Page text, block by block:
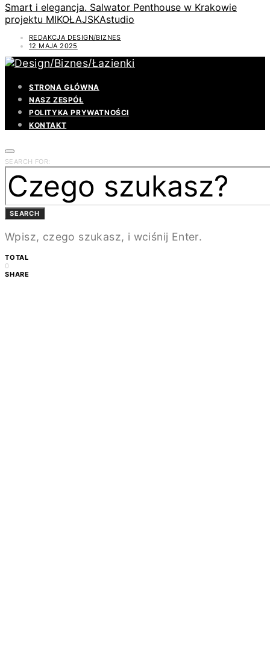
Smart i elegancja. Salwator Penthouse w Krakowie
projektu MIKOŁAJSKAstudio
REDAKCJA DESIGN/BIZNES
12 MAJA 2025
STRONA GŁÓWNA
NASZ ZESPÓŁ
POLITYKA PRYWATNOŚCI
KONTAKT
SEARCH FOR:
SEARCH
Wpisz, czego szukasz, i wciśnij Enter.
TOTAL
0
SHARE